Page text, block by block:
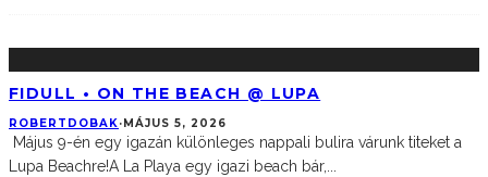
FIDULL • ON THE BEACH @ LUPA
ROBERTDOBAK·MÁJUS 5, 2026
Május 9-én egy igazán különleges nappali bulira várunk titeket a
Lupa Beachre!A La Playa egy igazi beach bár,